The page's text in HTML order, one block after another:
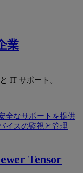
業
IT サポート。
全なサポートを提供
イスの監視と管理
Tensor